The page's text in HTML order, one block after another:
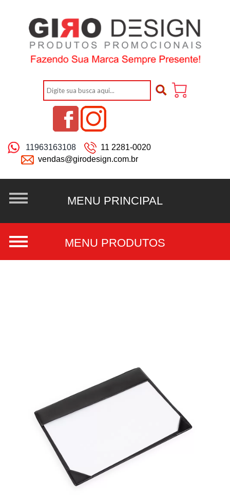
11963163108
11 2281-0020
vendas@girodesign.com.br